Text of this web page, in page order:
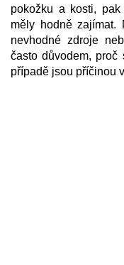
pokožku a kosti,
měly hodně zajímat.
nevhodné zdroje
často důvodem,
případě jsou příčinou